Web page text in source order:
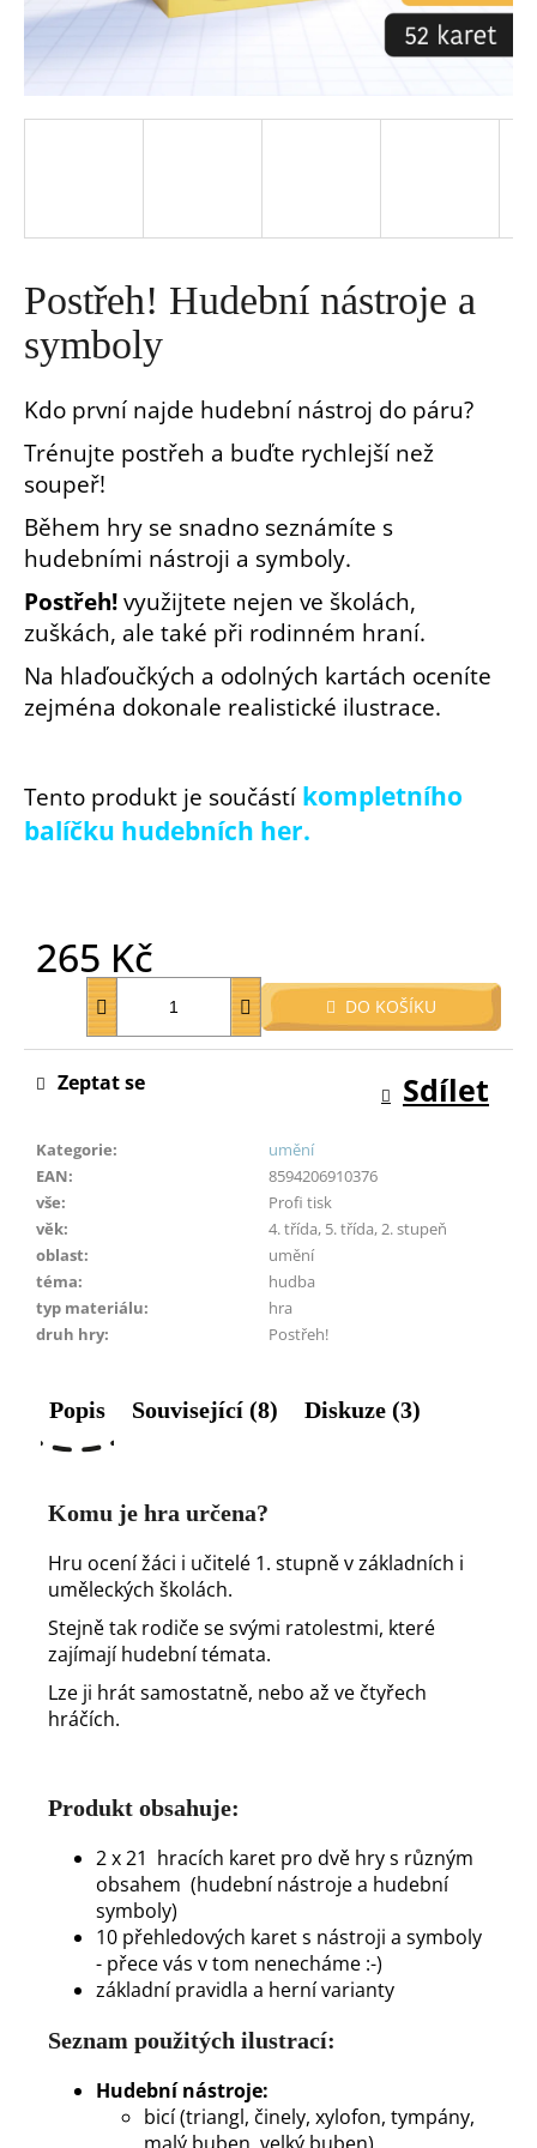
Postřeh! Hudební nástroje a
symboly
Kdo první najde hudební nástroj do páru?
Trénujte postřeh a buďte rychlejší než
soupeř!
Během hry se snadno seznámíte s
hudebními nástroji a symboly.
Postřeh!využijtete nejen ve školách,
zuškách, ale také při rodinném hraní.
Na hlaďoučkých a odolných kartách oceníte
zejména dokonale realistické ilustrace.
Tento produkt je součástí kompletního
balíčku hudebních her.
265 Kč
Měrná
DO KOŠÍKU
Kategorie:
umění
EAN:
8594206910376
vše:
Profi tisk
věk:
4. třída, 5. třída, 2. stupeň
oblast:
umění
téma:
hudba
typ materiálu:
hra
druh hry: Postřeh!
Zeptat se Sdílet
Popis Související (8) Diskuze (3)
Komu je hra určena?
Hru ocení žáci i učitelé 1. stupně v základních i
uměleckých školách.
Stejně tak rodiče se svými ratolestmi, které
zajímají hudební témata.
Lze ji hrát samostatně, nebo až ve čtyřech
hráčích.
Produkt obsahuje:
2 x 21 hracích karet pro dvě hry s různým
obsahem (hudební nástroje a hudební
symboly)
10 přehledových karet s nástroji a symboly
- přece vás v tom nenecháme :-)
základní pravidla a herní varianty
Seznam použitých ilustrací:
Hudební nástroje:
bicí (triangl, činely, xylofon, tympány,
malý buben, velký buben)
a
í
t
HLEDAT
D
p
o
u
č
u
j
e